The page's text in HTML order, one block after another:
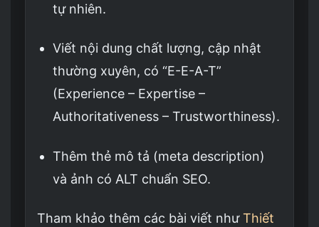
tự nhiên.
Viết nội dung chất lượng, cập nhật
thường xuyên, có “E-E-A-T”
(Experience – Expertise –
Authoritativeness – Trustworthiness).
Thêm thẻ mô tả (meta description)
và ảnh có ALT chuẩn SEO.
Tham khảo thêm các bài viết nhưThiết